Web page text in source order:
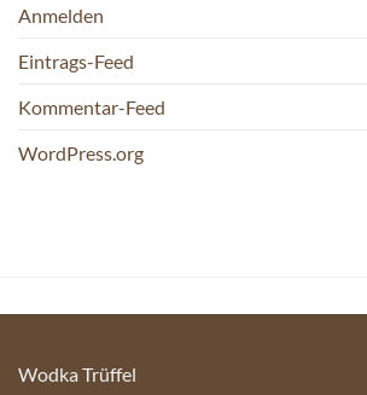
Anmelden
Eintrags-Feed
Kommentar-Feed
WordPress.org
Wodka Trüffel